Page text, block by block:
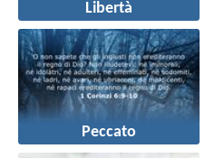
Libertà
Peccato